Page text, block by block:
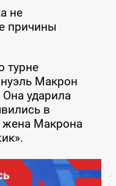
не
причины
турне
Макрон
Она ударила
в
жена Макрона